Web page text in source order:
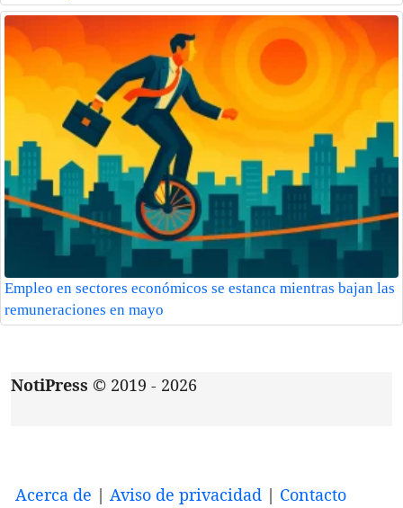
Empleo en sectores económicos se estanca mientras bajan las
remuneraciones en mayo
NotiPress © 2019 - 2026
Acerca de | Aviso de privacidad | Contacto